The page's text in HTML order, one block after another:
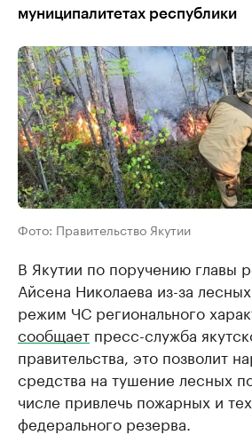
муниципалитетах республики
Фото: Правительство Якутии
В Якутии по поручению главы
Айсена Николаева из-за
режим ЧС регионального
сообщает пресс-служба
правительства, это позволит
средства на тушение лесных
числе привлечь пожарных и
федерального резерва.